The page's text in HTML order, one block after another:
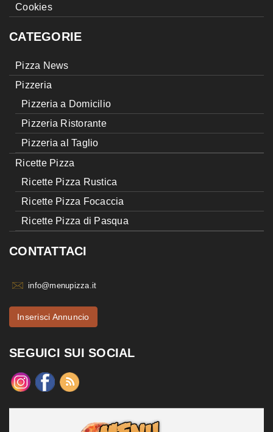
Cookies
CATEGORIE
Pizza News
Pizzeria
Pizzeria a Domicilio
Pizzeria Ristorante
Pizzeria al Taglio
Ricette Pizza
Ricette Pizza Rustica
Ricette Pizza Focaccia
Ricette Pizza di Pasqua
CONTATTACI
info@menupizza.it
Inserisci Annuncio
SEGUICI SUI SOCIAL